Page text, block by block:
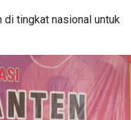
di tingkat nasional untuk